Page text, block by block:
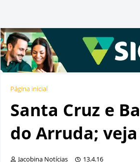
Página inicial
Santa Cruz e
do Arruda;
Jacobina Notícias 13.4.16